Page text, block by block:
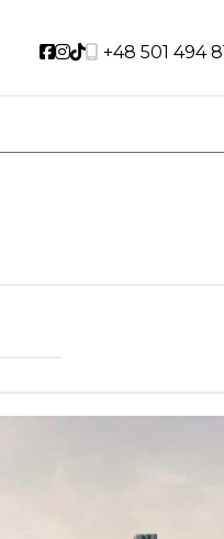
Social link
Social link
Social link
+48 501 494